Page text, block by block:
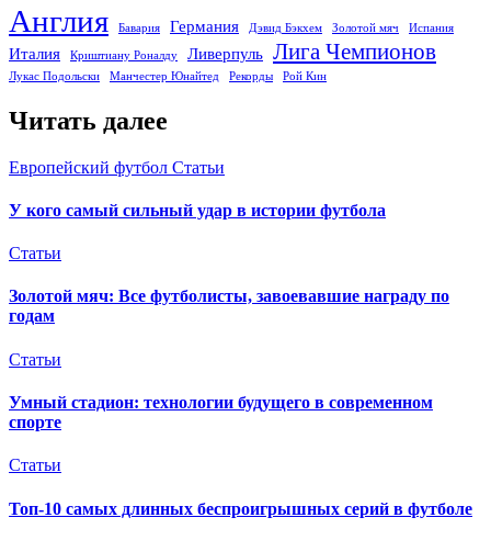
Англия Бавария Германия Дэвид Бэкхем Золотой мяч Испания
Италия Криштиану Роналду Ливерпуль Лига Чемпионов
Лукас Подольски Манчестер Юнайтед Рекорды Рой Кин
Читать далее
Европейский футбол Статьи
У кого самый сильный удар в истории футбола
Статьи
Золотой мяч: Все футболисты, завоевавшие награду по
годам
Статьи
Умный стадион: технологии будущего в современном
спорте
Статьи
Топ-10 самых длинных беспроигрышных серий в футболе